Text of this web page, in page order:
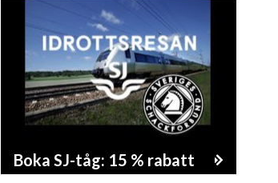
Boka SJ-tåg: 15 % rabatt